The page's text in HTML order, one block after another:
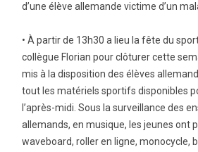
d’une élève allemande victime d’un
• À partir de 13h30 a lieu la fête du
collègue Florian pour clôturer cette
mis à la disposition des élèves
tout les matériels sportifs disponibles
l’après-midi. Sous la surveillance des
allemands, en musique, les jeunes ont
waveboard, roller en ligne, monocycle,